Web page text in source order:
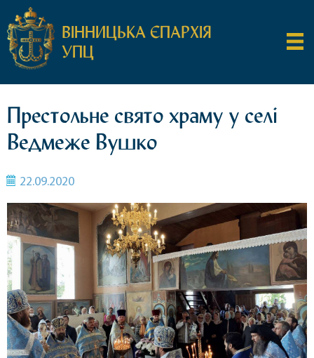
ВІННИЦЬКА ЄПАРХІЯ
УПЦ
Престольне свято храму у селі
Ведмеже Вушко
22.09.2020